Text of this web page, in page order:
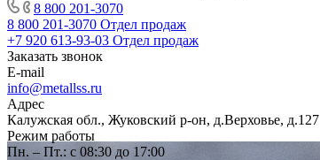
8 800 201-3070
8 800 201-3070 Отдел продаж
+7 920 613-93-03 Отдел продаж
Заказать звонок
E-mail
info@metallss.ru
Адрес
Калужская обл., Жуковский р-он, д.Верховье, д.127
Режим работы
Пн. – Пт.: с 08:30 до 17:00